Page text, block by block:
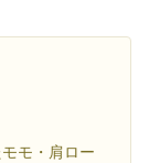
モ・肩ロー